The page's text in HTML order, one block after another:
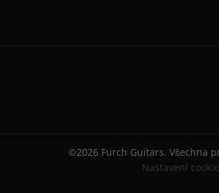
©2026 Furch Guitars. Všechna
Nastavení